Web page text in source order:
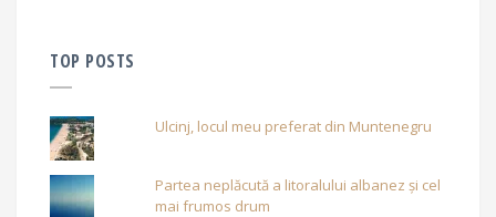
TOP POSTS
Ulcinj, locul meu preferat din Muntenegru
Partea neplăcută a litoralului albanez și cel
mai frumos drum